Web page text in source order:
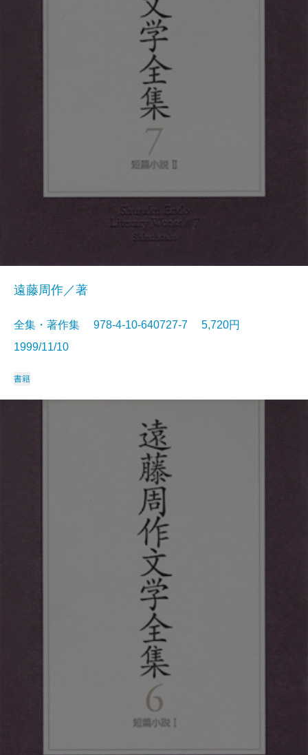
遠藤周作／著
全集・著作集 978-4-10-640727-7 5,720円
1999/11/10
書籍